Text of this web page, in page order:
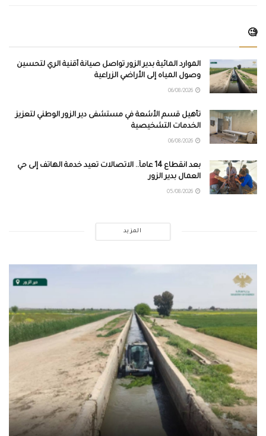
🧐
الموارد المائية بدير الزور تواصل صيانة أقنية الري لتحسين
وصول المياه إلى الأراضي الزراعية
تأهيل قسم الأشعة في مستشفى دير الزور الوطني لتعزيز
الخدمات التشخيصية
بعد انقطاع 14 عاماً.. الاتصالات تعيد خدمة الهاتف إلى حي
العمال بدير الزور
المزيد